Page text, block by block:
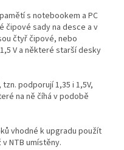
s notebookem a PC
čipové sady na desce a v
čtyř čipové, nebo
V a některé starší desky
podporují 1,35 i 1,5V,
na ně číhá v podobě
vhodné k upgradu použít
NTB umístěny.